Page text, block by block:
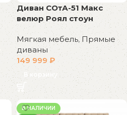
Диван СОтА-51 Макс
велюр Роял стоун
Мягкая мебель,Прямые
диваны
149 999₽
В корзину
В НАЛИЧИИ